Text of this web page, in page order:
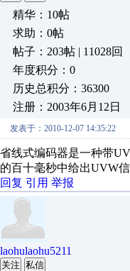
精华：10帖
求助：0帖
帖子：203帖 | 11028回
年度积分：0
历史总积分：36300
注册：2003年6月12日
发表于：2010-12-07 14:35:22
省线式编码器是一种带
的百十毫秒中给出UVW
回复 引用 举报
laohulaohu5211
关注 私信